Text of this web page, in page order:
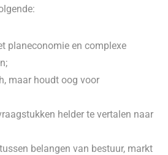
planeconomie en complexe
maar houdt oog voor
helder te vertalen naar
belangen van bestuur, markt